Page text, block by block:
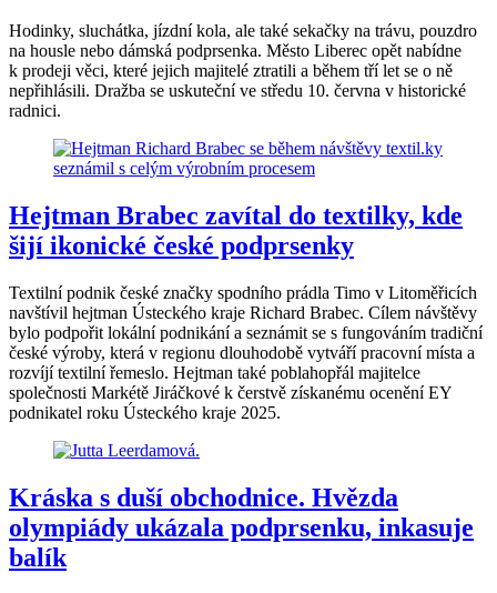
Hodinky, sluchátka, jízdní kola, ale také sekačky na trávu, pouzdro
na housle nebo dámská podprsenka. Město Liberec opět nabídne
k prodeji věci, které jejich majitelé ztratili a během tří let se o ně
nepřihlásili. Dražba se uskuteční ve středu 10. června v historické
radnici.
Hejtman Brabec zavítal do textilky, kde
šijí ikonické české podprsenky
Textilní podnik české značky spodního prádla Timo v Litoměřicích
navštívil hejtman Ústeckého kraje Richard Brabec. Cílem návštěvy
bylo podpořit lokální podnikání a seznámit se s fungováním tradiční
české výroby, která v regionu dlouhodobě vytváří pracovní místa a
rozvíjí textilní řemeslo. Hejtman také poblahopřál majitelce
společnosti Markétě Jiráčkové k čerstvě získanému ocenění EY
podnikatel roku Ústeckého kraje 2025.
Kráska s duší obchodnice. Hvězda
olympiády ukázala podprsenku, inkasuje
balík